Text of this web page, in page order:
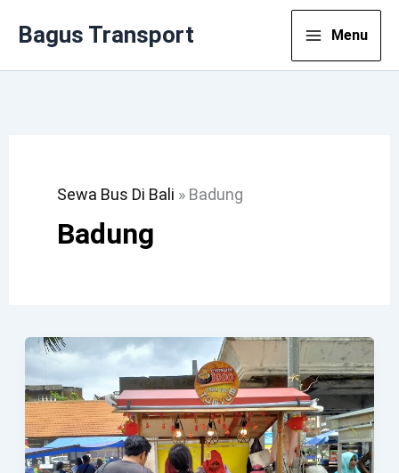
Bagus Transport Menu
Sewa Bus Di Bali » Badung
Badung